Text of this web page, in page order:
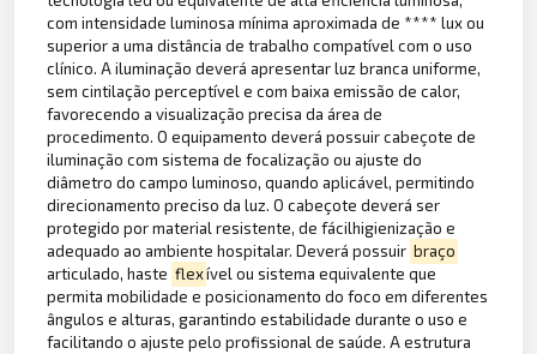
com intensidade luminosa mínima aproximada de **** lux ou
superior a uma distância de trabalho compatível com o uso
clínico. A iluminação deverá apresentar luz branca uniforme,
sem cintilação perceptível e com baixa emissão de calor,
favorecendo a visualização precisa da área de
procedimento. O equipamento deverá possuir cabeçote de
iluminação com sistema de focalização ou ajuste do
diâmetro do campo luminoso, quando aplicável, permitindo
direcionamento preciso da luz. O cabeçote deverá ser
protegido por material resistente, de fácilhigienização e
adequado ao ambiente hospitalar. Deverá possuir braço
articulado, haste flexível ou sistema equivalente que
permita mobilidade e posicionamento do foco em diferentes
ângulos e alturas, garantindo estabilidade durante o uso e
facilitando o ajuste pelo profissional de saúde. A estrutura